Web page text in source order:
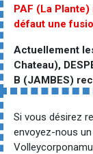
PAF (La
défaut une
Actuellement
Chateau),
B (JAMBES)
Si vous désirez
envoyez-nous